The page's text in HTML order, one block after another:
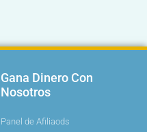
Gana Dinero Con
Nosotros
Panel de Afiliaods